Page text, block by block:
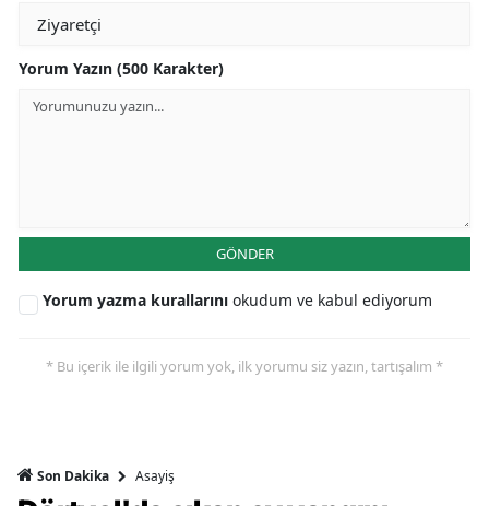
Yorum Yazın (500 Karakter)
GÖNDER
Yorum yazma kurallarını okudum ve kabul ediyorum
* Bu içerik ile ilgili yorum yok, ilk yorumu siz yazın, tartışalım *
Son Dakika Asayiş